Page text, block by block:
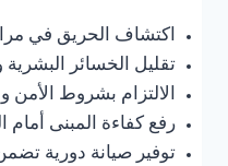
اكتشاف الحريق في
تقليل الخسائر البشرية
الالتزام بشروط الأمن
رفع كفاءة المبنى أمام
توفير صيانة دورية